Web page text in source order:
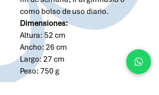
como bolso de uso diario.
Dimensiones:
Altura: 52 cm
Ancho: 26 cm
Largo: 27 cm
Peso: 750 g